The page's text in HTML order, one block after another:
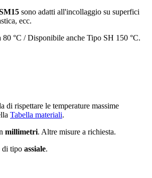
sono adatti all'incollaggio su superfici
ecc.
80 °C / Disponibile anche Tipo SH 150 °C.
di rispettare le temperature massime
Tabella materiali.
millimetri. Altre misure a richiesta.
di tipo assiale.